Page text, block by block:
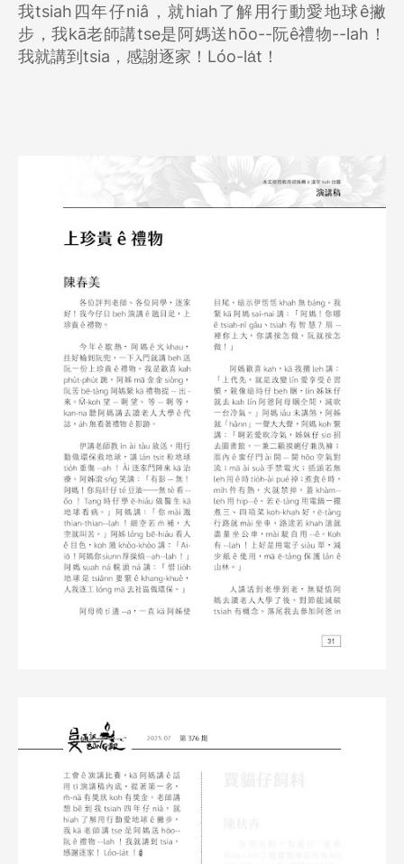
我tsiah四年仔niâ，就hiah了解用行動愛地球ê撇
步，我kā老師講tse是阿媽送hōo--阮ê禮物--lah！
我就講到tsia，感謝逐家！Lóo-la̍t！